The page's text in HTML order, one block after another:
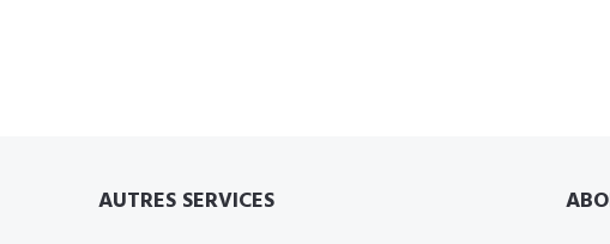
AUTRES SERVICES